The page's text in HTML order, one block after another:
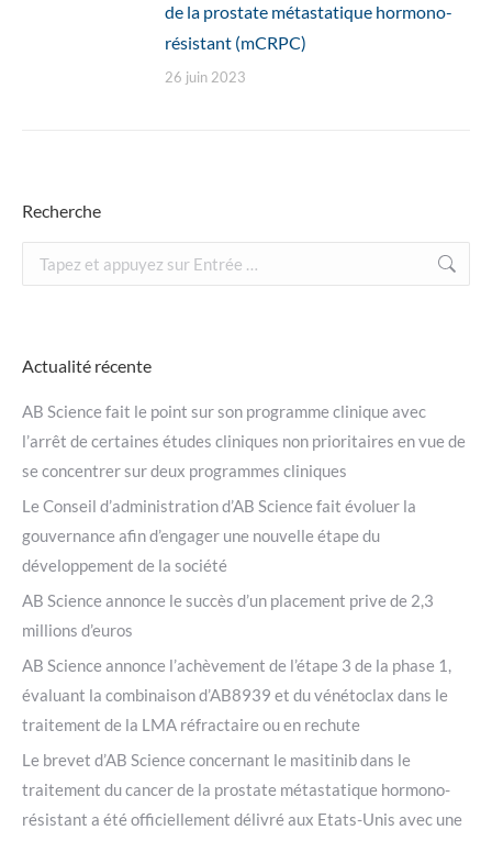
de la prostate métastatique hormono-
résistant (mCRPC)
26 juin 2023
Recherche
Recherche
:
Actualité récente
AB Science fait le point sur son programme clinique avec
l’arrêt de certaines études cliniques non prioritaires en vue de
se concentrer sur deux programmes cliniques
Le Conseil d’administration d’AB Science fait évoluer la
gouvernance afin d’engager une nouvelle étape du
développement de la société
AB Science annonce le succès d’un placement prive de 2,3
millions d’euros
AB Science annonce l’achèvement de l’étape 3 de la phase 1,
évaluant la combinaison d’AB8939 et du vénétoclax dans le
traitement de la LMA réfractaire ou en rechute
Le brevet d’AB Science concernant le masitinib dans le
traitement du cancer de la prostate métastatique hormono-
résistant a été officiellement délivré aux Etats-Unis avec une